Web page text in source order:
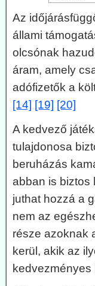
Az
állami
olcsónak
áram, amely
adófizetők a
[14] [19] [20]
A kedvező
tulajdonosa
beruházás
abban is biztos
juthat hozzá a
nem az
része azoknak
kerül, akik az